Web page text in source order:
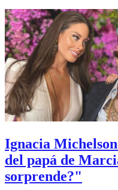
Ignacia
del papá de
sorprende?"